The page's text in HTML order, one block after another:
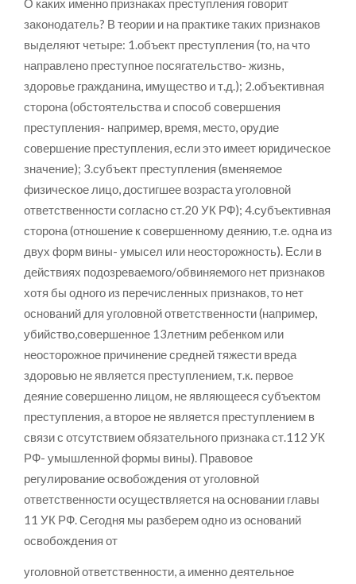
О каких именно признаках преступления говорит
законодатель? В теории и на практике таких признаков
выделяют четыре: 1.объект преступления (то, на что
направлено преступное посягательство- жизнь,
здоровье гражданина, имущество и т.д.); 2.объективная
сторона (обстоятельства и способ совершения
преступления- например, время, место, орудие
совершение преступления, если это имеет юридическое
значение); 3.субъект преступления (вменяемое
физическое лицо, достигшее возраста уголовной
ответственности согласно ст.20 УК РФ); 4.субъективная
сторона (отношение к совершенному деянию, т.е. одна из
двух форм вины- умысел или неосторожность). Если в
действиях подозреваемого/обвиняемого нет признаков
хотя бы одного из перечисленных признаков, то нет
оснований для уголовной ответственности (например,
убийство,совершенное 13летним ребенком или
неосторожное причинение средней тяжести вреда
здоровью не является преступлением, т.к. первое
деяние совершенно лицом, не являющееся субъектом
преступления, а второе не является преступлением в
связи с отсутствием обязательного признака ст.112 УК
РФ- умышленной формы вины). Правовое
регулирование освобождения от уголовной
ответственности осуществляется на основании главы
11 УК РФ. Сегодня мы разберем одно из оснований
освобождения от
уголовной ответственности, а именно деятельное